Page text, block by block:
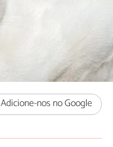
Adicione-nos no Google